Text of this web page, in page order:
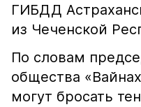
ГИБДД
из Чеченской
По словам
общества
могут бросать